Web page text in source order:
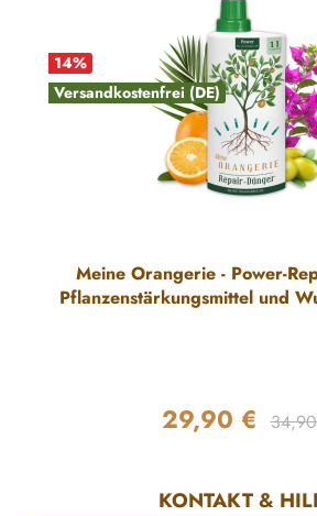
14%
Versandkostenfrei (DE)
Meine Orangerie - Power-
Pflanzenstärkungsmittel und
Verkaufspreis:
29,90 €
KONTAKT &